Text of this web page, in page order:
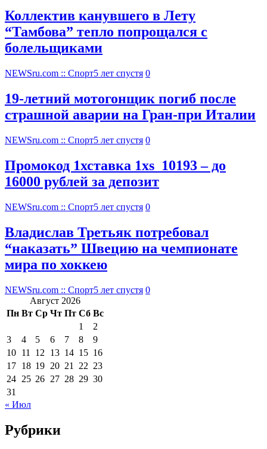
Коллектив канувшего в Лету
“Тамбова” тепло попрощался с
болельщиками
NEWSru.com :: Спорт5 лет спустя 0
19-летний мотогонщик погиб после
страшной аварии на Гран-при Италии
NEWSru.com :: Спорт5 лет спустя 0
Промокод 1хставка 1xs_10193 – до
16000 рублей за депозит
NEWSru.com :: Спорт5 лет спустя 0
Владислав Третьяк потребовал
“наказать” Швецию на чемпионате
мира по хоккею
NEWSru.com :: Спорт5 лет спустя 0
Август 2026
Пн Вт Ср Чт Пт Сб Вс
1
2
3
4 5 6 7 8
9
10 11 12 13 14 15 16
17 18 19 20 21 22 23
24 25 26 27 28 29 30
31
« Июл
Рубрики